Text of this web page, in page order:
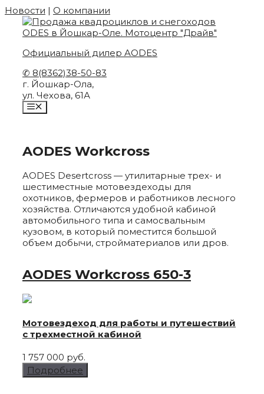
Skip
content
Новости | О компании
Официальный дилер AODES
✆ 8(8362)38-50-83
г. Йошкар-Ола,
ул. Чехова, 61А
AODES Workcross
AODES Desertcross — утилитарные трех- и
шестиместные мотовездеходы для
охотников, фермеров и работников лесного
хозяйства. Отличаются удобной кабиной
автомобильного типа и самосвальным
кузовом, в который поместится большой
объем добычи, стройматериалов или дров.
AODES Workcross 650-3
Мотовездеход для работы и путешествий
с трехместной кабиной
1 757 000 руб.
Подробнее